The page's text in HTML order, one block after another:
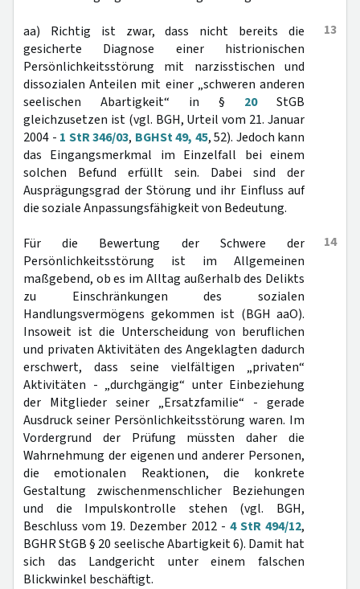
13
aa) Richtig ist zwar, dass nicht bereits die
gesicherte Diagnose einer histrionischen
Persönlichkeitsstörung mit narzisstischen und
dissozialen Anteilen mit einer „schweren anderen
seelischen Abartigkeit“ in § 20StGB
gleichzusetzen ist (vgl. BGH, Urteil vom 21. Januar
2004 - 1 StR 346/03, BGHSt 49, 45, 52). Jedoch kann
das Eingangsmerkmal im Einzelfall bei einem
solchen Befund erfüllt sein. Dabei sind der
Ausprägungsgrad der Störung und ihr Einfluss auf
die soziale Anpassungsfähigkeit von Bedeutung.
14
Für die Bewertung der Schwere der
Persönlichkeitsstörung ist im Allgemeinen
maßgebend, ob es im Alltag außerhalb des Delikts
zu Einschränkungen des sozialen
Handlungsvermögens gekommen ist (BGH aaO).
Insoweit ist die Unterscheidung von beruflichen
und privaten Aktivitäten des Angeklagten dadurch
erschwert, dass seine vielfältigen „privaten“
Aktivitäten - „durchgängig“ unter Einbeziehung
der Mitglieder seiner „Ersatzfamilie“ - gerade
Ausdruck seiner Persönlichkeitsstörung waren. Im
Vordergrund der Prüfung müssten daher die
Wahrnehmung der eigenen und anderer Personen,
die emotionalen Reaktionen, die konkrete
Gestaltung zwischenmenschlicher Beziehungen
und die Impulskontrolle stehen (vgl. BGH,
Beschluss vom 19. Dezember 2012 - 4 StR 494/12,
BGHR StGB § 20 seelische Abartigkeit 6). Damit hat
sich das Landgericht unter einem falschen
Blickwinkel beschäftigt.